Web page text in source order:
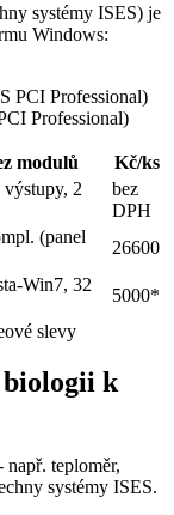
systémy ISES) je
Windows:
Professional)
modulů
Kč/ks
výstupy, 2
bez
DPH
(panel
26600
Win7, 32
5000*
slevy
k
teploměr,
systémy ISES.